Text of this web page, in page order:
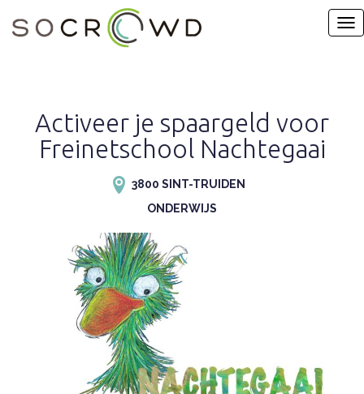
Activeer je spaargeld voor
Freinetschool Nachtegaai
3800 SINT-TRUIDEN
ONDERWIJS